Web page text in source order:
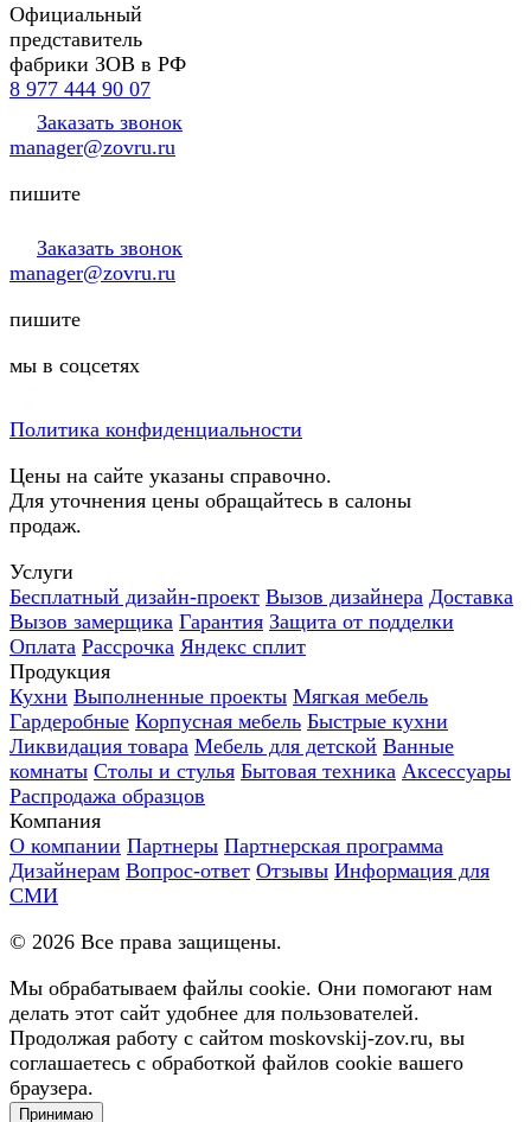
Официальный
представитель
фабрики ЗОВ в РФ
8 977 444 90 07
Заказать звонок
manager@zovru.ru
пишите
Заказать звонок
manager@zovru.ru
пишите
мы в соцсетях
Политика конфиденциальности
Цены на сайте указаны справочно.
Для уточнения цены обращайтесь в салоны
продаж.
Услуги
Бесплатный дизайн-проект Вызов дизайнера Доставка
Вызов замерщика Гарантия Защита от подделки
Оплата Рассрочка Яндекс сплит
Продукция
Кухни Выполненные проекты Мягкая мебель
Гардеробные Корпусная мебель Быстрые кухни
Ликвидация товара Мебель для детской Ванные
комнаты Столы и стулья Бытовая техника Аксессуары
Распродажа образцов
Компания
О компании Партнеры Партнерская программа
Дизайнерам Вопрос-ответ Отзывы Информация для
СМИ
© 2026 Все права защищены.
Мы обрабатываем файлы cookie. Они помогают нам
делать этот сайт удобнее для пользователей.
Продолжая работу с сайтом moskovskij-zov.ru, вы
соглашаетесь с обработкой файлов cookie вашего
браузера.
Принимаю